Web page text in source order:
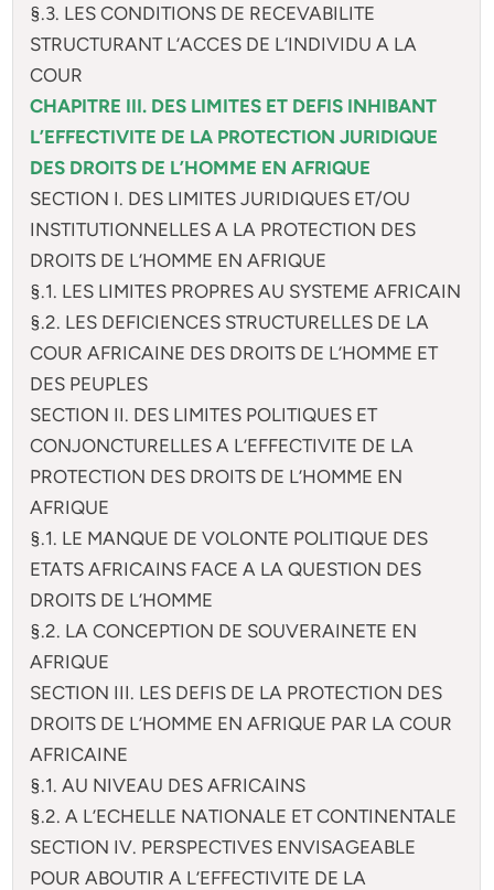
§.3. LES CONDITIONS DE RECEVABILITE
STRUCTURANT L’ACCES DE L’INDIVIDU A LA
COUR
CHAPITRE III. DES LIMITES ET DEFIS INHIBANT
L’EFFECTIVITE DE LA PROTECTION JURIDIQUE
DES DROITS DE L’HOMME EN AFRIQUE
SECTION I. DES LIMITES JURIDIQUES ET/OU
INSTITUTIONNELLES A LA PROTECTION DES
DROITS DE L’HOMME EN AFRIQUE
§.1. LES LIMITES PROPRES AU SYSTEME AFRICAIN
§.2. LES DEFICIENCES STRUCTURELLES DE LA
COUR AFRICAINE DES DROITS DE L’HOMME ET
DES PEUPLES
SECTION II. DES LIMITES POLITIQUES ET
CONJONCTURELLES A L’EFFECTIVITE DE LA
PROTECTION DES DROITS DE L’HOMME EN
AFRIQUE
§.1. LE MANQUE DE VOLONTE POLITIQUE DES
ETATS AFRICAINS FACE A LA QUESTION DES
DROITS DE L’HOMME
§.2. LA CONCEPTION DE SOUVERAINETE EN
AFRIQUE
SECTION III. LES DEFIS DE LA PROTECTION DES
DROITS DE L’HOMME EN AFRIQUE PAR LA COUR
AFRICAINE
§.1. AU NIVEAU DES AFRICAINS
§.2. A L’ECHELLE NATIONALE ET CONTINENTALE
SECTION IV. PERSPECTIVES ENVISAGEABLE
POUR ABOUTIR A L’EFFECTIVITE DE LA